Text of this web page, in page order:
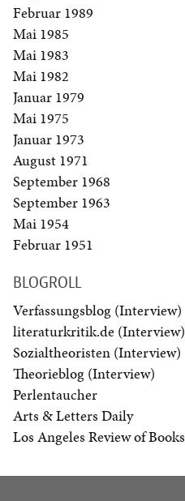
Februar 1989
Mai 1985
Mai 1983
Mai 1982
Januar 1979
Mai 1975
Januar 1973
August 1971
September 1968
September 1963
Mai 1954
Februar 1951
BLOGROLL
Verfassungsblog (Interview)
literaturkritik.de (Interview)
Sozialtheoristen (Interview)
Theorieblog (Interview)
Perlentaucher
Arts & Letters Daily
Los Angeles Review of Books